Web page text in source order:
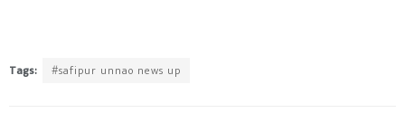
Tags: #safipur unnao news up